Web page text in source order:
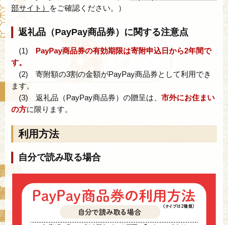
部サイト） をご確認ください。）
返礼品（PayPay商品券）に関する注意点
(1) PayPay商品券の有効期限は寄附申込日から2年間で
す。
(2) 寄附額の3割の金額がPayPay商品券として利用でき
ます。
(3) 返礼品（PayPay商品券）の贈呈は、 市外にお住まい
の方に限ります。
利用方法
自分で読み取る場合